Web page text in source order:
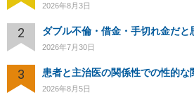
2026年8月3日
2
2026年7月30日
3 患者と主治医の関係性での性的
2026年8月5日